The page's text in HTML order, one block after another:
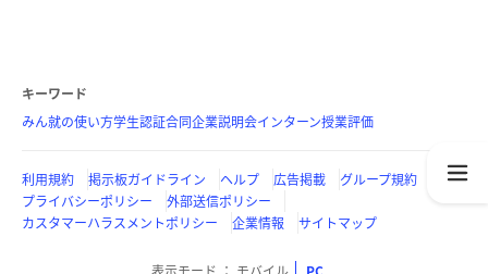
キーワード
みん就の使い方学生認証合同企業説明会インターン授業評価
利用規約 掲示板ガイドライン ヘルプ 広告掲載
グループ規約
プライバシーポリシー
外部送信ポリシー
カスタマーハラスメントポリシー
企業情報 サイトマップ